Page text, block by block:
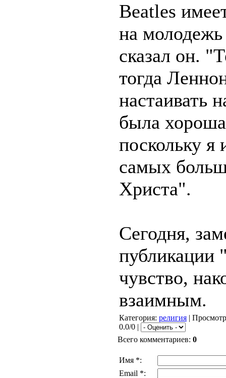
Beatles
на
сказал он.
тогда
настаивать
была
поскольку я
самых
Христа".
Сегодня,
публикации
чувство,
взаимным.
Категория: религия |
0.0/0 |
Всего комментариев: 0
Имя *:
Email *: